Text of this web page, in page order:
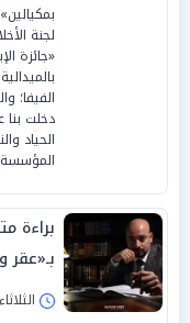
لجنة
«جائزة
الفيفا؛
دخلت
الحياد
براءة
الثلاثاء 23/يونيو/2026 - 07:37 م